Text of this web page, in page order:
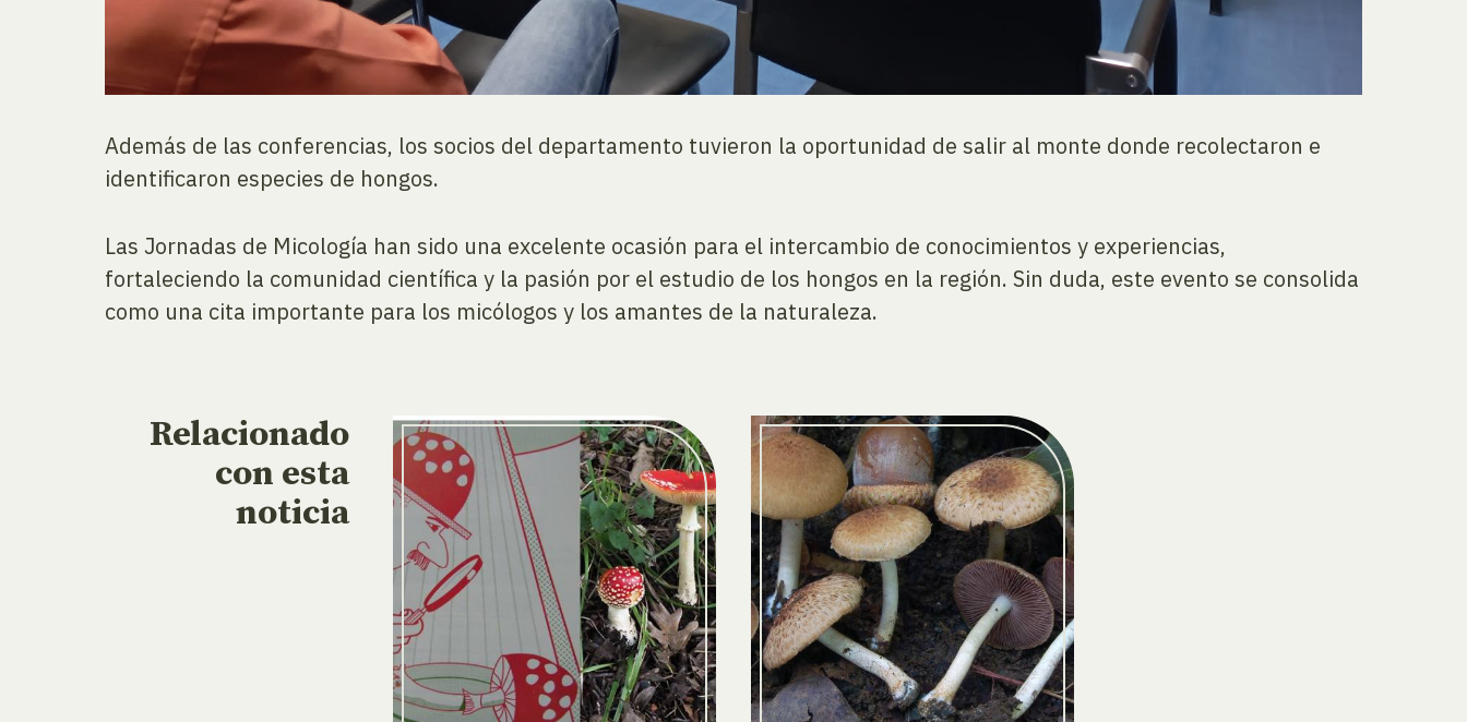
Además de las conferencias, los socios del departamento tuvieron la oportunidad de salir al monte donde recolectaron e
identificaron especies de hongos.
Las Jornadas de Micología han sido una excelente ocasión para el intercambio de conocimientos y experiencias,
fortaleciendo la comunidad científica y la pasión por el estudio de los hongos en la región. Sin duda, este evento se consolida
como una cita importante para los micólogos y los amantes de la naturaleza.
Relacionado
con esta
noticia